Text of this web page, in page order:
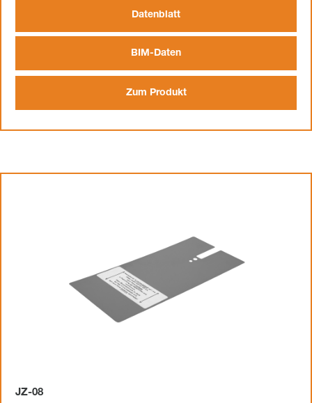
Datenblatt
BIM-Daten
Zum Produkt
JZ-08